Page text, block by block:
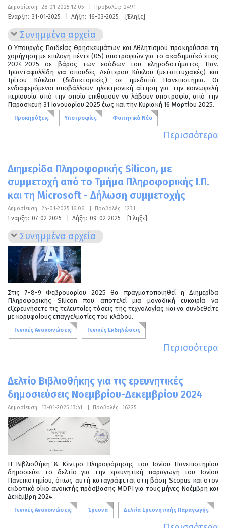
Δημοσίευση: 28-01-2025 12:05 Προβολές: 2491
Έναρξη: 31-01-2025 Λήξη: 16-03-2025 [Έληξε]
Συνημμένα αρχεία
Ο Υπουργός Παιδείας Θρησκευμάτων και Αθλητισμού προκηρύσσει τη
χορήγηση με επιλογή πέντε (05) υποτροφιών για το ακαδημαϊκό έτος
2024-2025 σε βάρος των εσόδων του κληροδοτήματος Παν.
Τριανταφυλλίδη για σπουδές Δεύτερου Κύκλου (μεταπτυχιακές) και
Τρίτου Κύκλου (διδακτορικές) σε ημεδαπά Πανεπιστήμια. Οι
ενδιαφερόμενοι υποβάλλουν ηλεκτρονική αίτηση για την κοινωφελή
περιουσία από την οποία επιθυμούν να λάβουν υποτροφία, από την
Παρασκευή 31 Ιανουαρίου 2025 έως και την Κυριακή 16 Μαρτίου 2025.
Προκηρύξεις Υποτροφίες Φοιτητικά Νέα
Περισσότερα
Διημερίδα Πληροφορικής Silicon, με
συμμετοχή από το Τμήμα Πληροφορικής Ι.Π.
και τη Microsoft - Δήλωση συμμετοχής
Δημοσίευση: 24-01-2025 16:06 Προβολές: 1231
Έναρξη: 07-02-2025 Λήξη: 09-02-2025 [Έληξε]
Συνημμένα αρχεία
Στις 7-8-9 Φεβρουαρίου 2025 θα πραγματοποιηθεί η Διημερίδα
Πληροφορικής Silicon που αποτελεί μια μοναδική ευκαιρία να
εξερευνήσετε τις τελευταίες τάσεις της τεχνολογίας και να συνδεθείτε
με κορυφαίους επαγγελματίες του κλάδου.
Γενικές Ανακοινώσεις Γενικές Εκδηλώσεις
Περισσότερα
Δελτίο Βιβλιοθήκης για τις ερευνητικές
δημοσιεύσεις Νοεμβρίου-Δεκεμβρίου 2024
Δημοσίευση: 13-01-2025 13:41 Προβολές: 16225
Η Βιβλιοθήκη & Κέντρο Πληροφόρησης του Ιονίου Πανεπιστημίου
δημοσιεύει το δελτίο για την ερευνητική παραγωγή του Ιονίου
Πανεπιστημίου, όπως αυτή καταγράφεται στη βάση Scopus και στον
εκδοτικό οίκο ανοικτής πρόσβασης MDPI για τους μήνες Νοέμβρη και
Δεκέμβρη 2024.
Γενικές Ανακοινώσεις Έρευνα Δελτία Ερευνητικής Παραγωγής